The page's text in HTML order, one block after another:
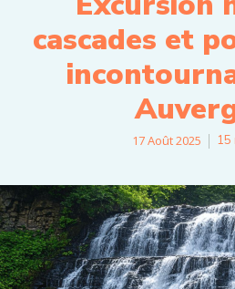
cascades et
17 Août 2025 15